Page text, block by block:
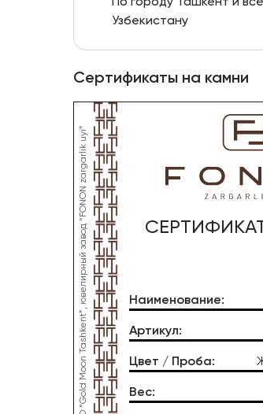
Узбекистану
Сертификаты на камни
Наименование:
Артикул:
Цвет / Проба:
Вес: